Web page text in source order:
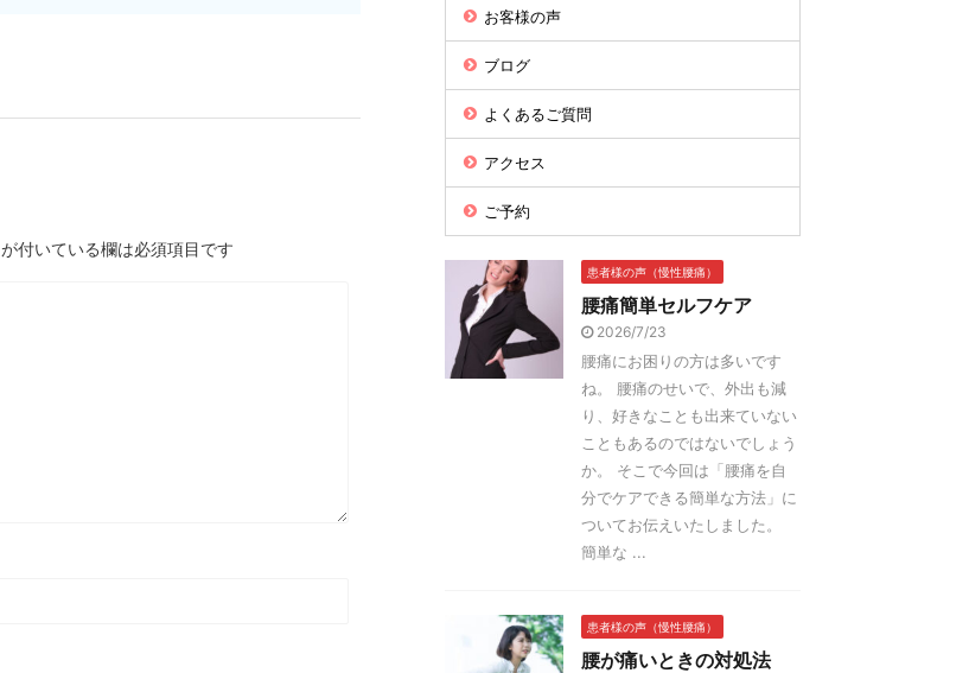
が付いている欄は必須項目です
お客様の声
ブログ
よくあるご質問
アクセス
ご予約
患者様の声（慢性腰痛）
腰痛簡単セルフケア
2026/7/23
腰痛にお困りの方は多いです
ね。 腰痛のせいで、外出も減
り、好きなことも出来ていない
こともあるのではないでしょう
か。 そこで今回は「腰痛を自
分でケアできる簡単な方法」に
ついてお伝えいたしました。
簡単な ...
患者様の声（慢性腰痛）
腰が痛いときの対処法